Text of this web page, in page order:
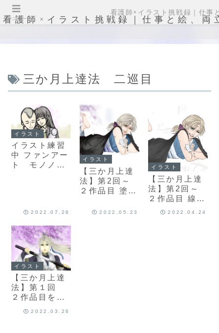
看護師×イラスト挑戦録｜仕事と絵、両
三か月上達法 二巡目
イラスト
イラスト練習
中 ファンアー
ト モノノ怪
に描いてみた
す ②海坊主
ラフ 2パタ
ーン作成して
みた
2022.07.28
イラスト
【三か月上達
法】第2回～
２作品目 塗と
2022.05.23
イラスト
【三か月上達
法】第2回～
２作品目 線画
～下塗り2022.04.24
イラスト
【三か月上達
法】第１回
２作品目を終
2022.03.26
メニュー
看護師×イラスト挑戦録｜仕事